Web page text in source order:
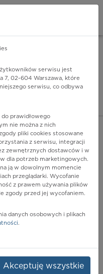
lider
serwisu jest
7, 02-604 Warszawa, które
serwisu, co odbywa
prawidłowego
nie można z nich
pliki cookies stosowane
z serwisu, integracji
zewnętrznych dostawców i w
dla potrzeb marketingowych.
ją w dowolnym momencie
przeglądarki. Wycofanie
z prawem używania plików
zgody przed jej wycofaniem.
danych osobowych i plikach
.
Akceptuję wszystkie
INSTALUJ